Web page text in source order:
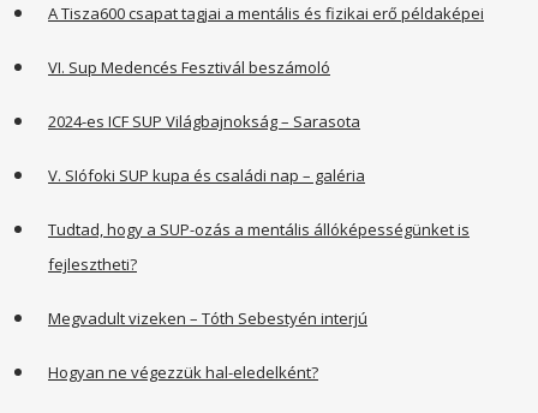
A Tisza600 csapat tagjai a mentális és fizikai erő példaképei
VI. Sup Medencés Fesztivál beszámoló
2024-es ICF SUP Világbajnokság – Sarasota
V. SIófoki SUP kupa és családi nap – galéria
Tudtad, hogy a SUP-ozás a mentális állóképességünket is
fejlesztheti?
Megvadult vizeken – Tóth Sebestyén interjú
Hogyan ne végezzük hal-eledelként?